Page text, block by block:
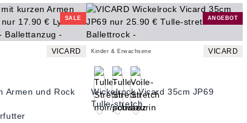
SALE
VICARD
Armen und Rock
ANGEBOT
Kinder & Erwachsene VICARD
Wickelrock Vicard 35cm JP69
Tulle-stretch